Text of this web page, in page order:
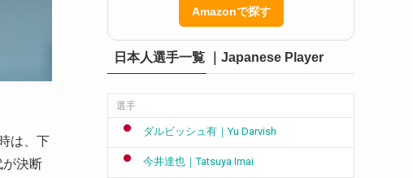
は、下
が決断
Amazonで探す
日本人選手一覧 ｜Japanese Player
選手
ダルビッシュ有｜Yu Darvish
今井達也｜Tatsuya Imai